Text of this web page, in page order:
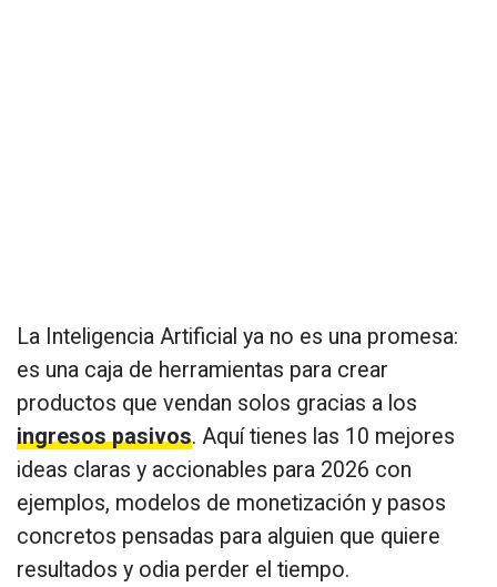
La Inteligencia Artificial ya no es una promesa:
es una caja de herramientas para crear
productos que vendan solos gracias a los
ingresos pasivos. Aquí tienes las 10 mejores
ideas claras y accionables para 2026 con
ejemplos, modelos de monetización y pasos
concretos pensadas para alguien que quiere
resultados y odia perder el tiempo.